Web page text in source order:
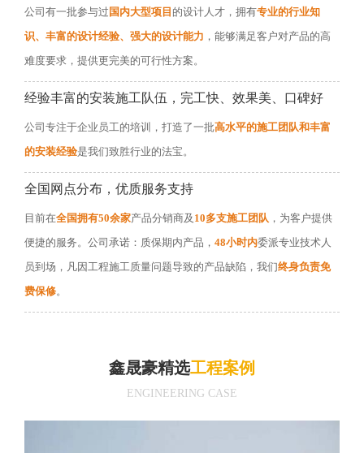
公司有一批参与过 国内大型项目 的设计人才，拥有专业的行业知
识、丰富的设计经验、强大的设计能力 ，能够满足客户对产品的高
难度要求，提供更完美的可行性方案。
经验丰富的安装施工队伍，完工快、效果美、口碑好
公司专注于企业员工的培训，打造了一批高水平的施工团队和丰富
的安装经验是我们致胜行业的法宝。
全国网点分布，优质服务支持
目前在全国拥有50余家产品分销商及 10多支施工团队 ，为客户提供
便捷的服务。公司承诺：质保期内产品， 48小时内委派专业技术人
员到场，凡因工程施工质量问题导致的产品缺陷，我们终身负责免
费保修。
鑫晟豪精选工程案例
ENGINEERING CASE